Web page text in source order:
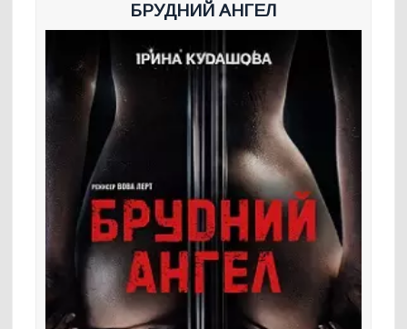
БРУДНИЙ АНГЕЛ